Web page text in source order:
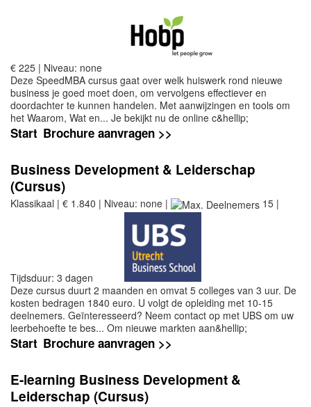
€ 225 | Niveau: none
Deze SpeedMBA cursus gaat over welk huiswerk rond nieuwe
business je goed moet doen, om vervolgens effectiever en
doordachter te kunnen handelen. Met aanwijzingen en tools om
het Waarom, Wat en... Je bekijkt nu de online c&hellip;
Start Brochure aanvragen >>
Business Development & Leiderschap
(Cursus)
Klassikaal | € 1.840 | Niveau: none | 15 |
Tijdsduur: 3 dagen
Deze cursus duurt 2 maanden en omvat 5 colleges van 3 uur. De
kosten bedragen 1840 euro. U volgt de opleiding met 10-15
deelnemers. Geïnteresseerd? Neem contact op met UBS om uw
leerbehoefte te bes... Om nieuwe markten aan&hellip;
Start Brochure aanvragen >>
E-learning Business Development &
Leiderschap (Cursus)